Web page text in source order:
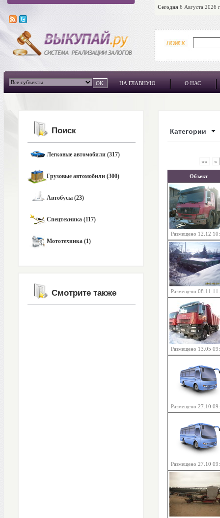
Сегодня 6 Августа 2026
НА ГЛАВНУЮ О НАС
Поиск
Легковые автомобили (317)
Грузовые автомобили (300)
Автобусы (23)
Спецтехника (117)
Мототехника (1)
Смотрите также
Категории
«« «
Объект
Размещено 12.12
Размещено 08.11
Размещено 13.05
Размещено 27.10
Размещено 27.10